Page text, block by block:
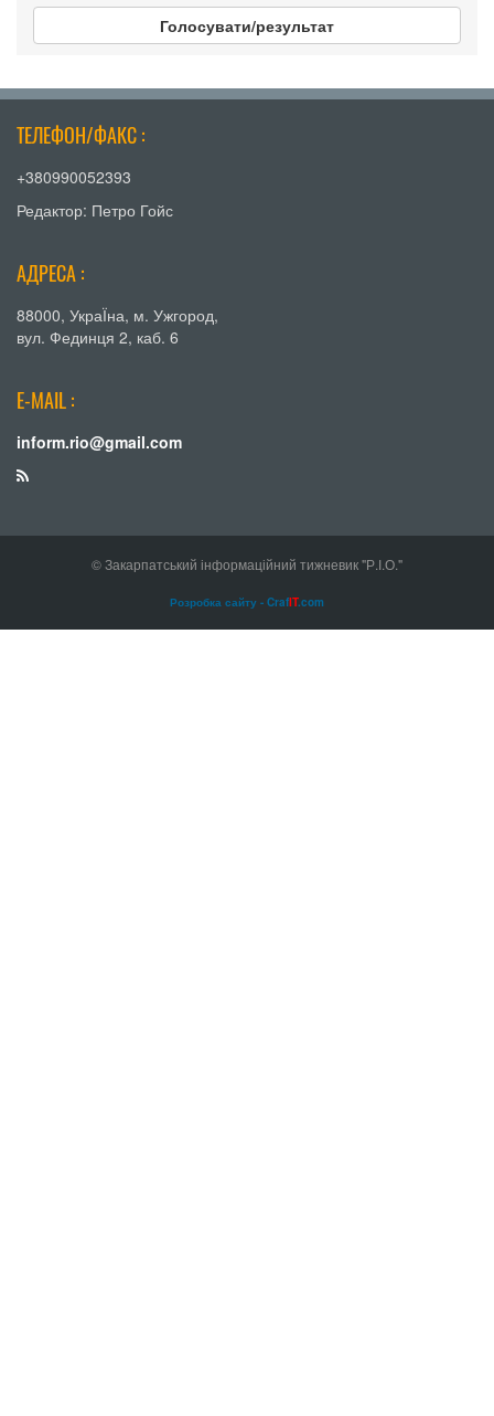
Голосувати/результат
ТЕЛЕФОН/ФАКС :
+380990052393
Редактор: Петро Гойс
АДРЕСА :
88000, УкраЇна, м. Ужгород,
вул. Фединця 2, каб. 6
E-MAIL :
inform.rio@gmail.com
© Закарпатський інформаційний тижневик "Р.І.О."
Розробка сайту - CrafIT.com